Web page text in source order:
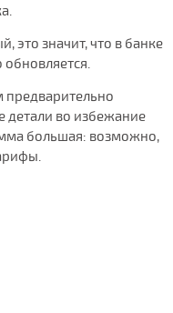
это значит, что в банке
обновляется.
детали во избежание
большая: возможно,